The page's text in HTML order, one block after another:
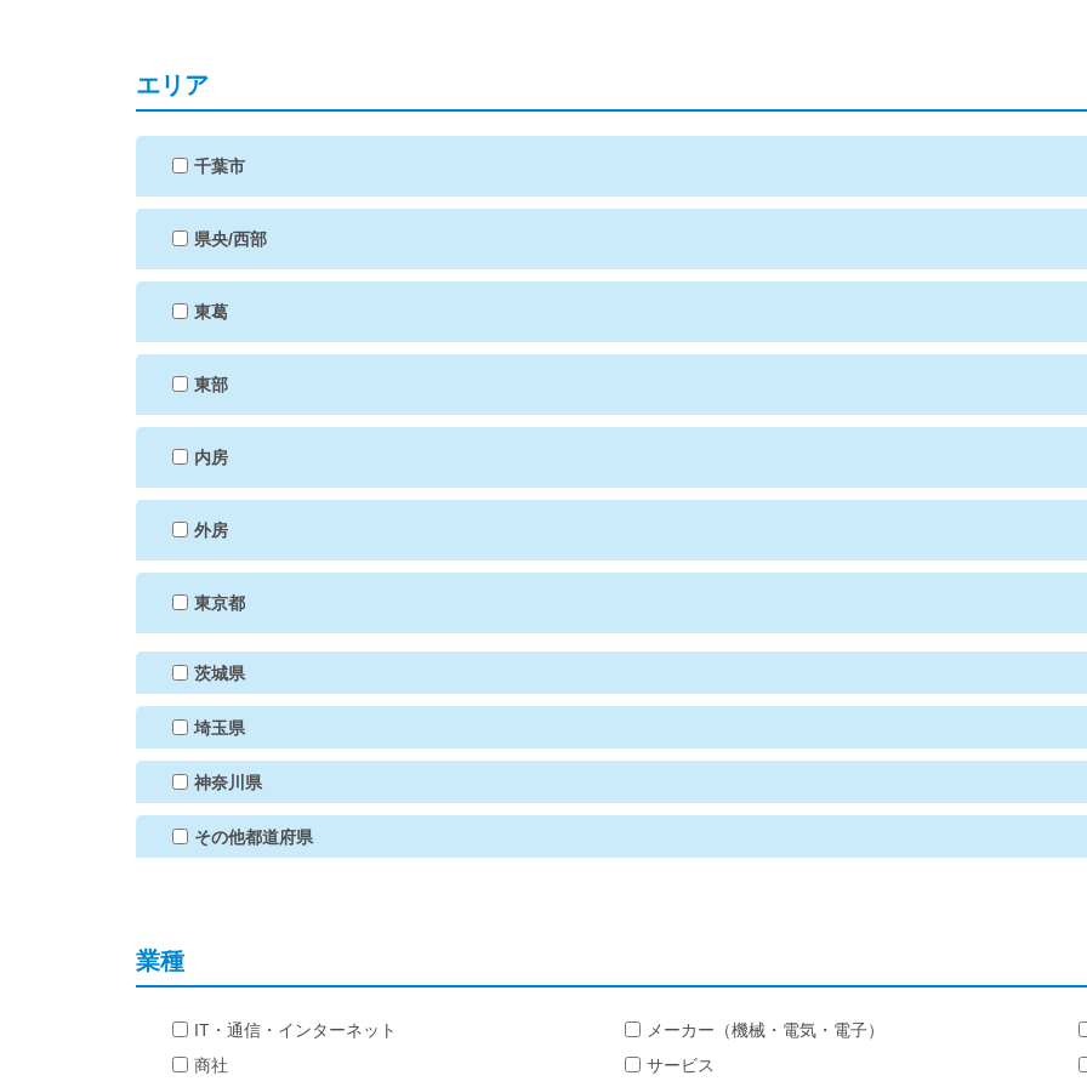
エリア
千葉市
県央/西部
東葛
東部
内房
外房
東京都
茨城県
埼玉県
神奈川県
その他都道府県
業種
IT・通信・インターネット
メーカー（機械・電気・電子）
商社
サービス